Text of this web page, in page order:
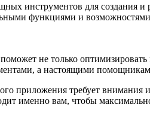
инструментов для
функциями и
не только
а настоящими
приложения требует
именно вам, чтобы